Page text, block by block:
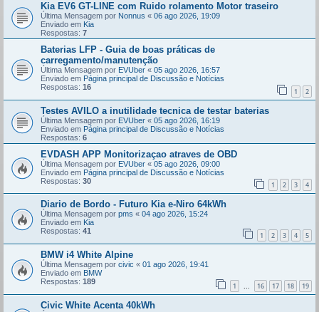
Kia EV6 GT-LINE com Ruido rolamento Motor traseiro
Última Mensagem por Nonnus « 06 ago 2026, 19:09
Enviado em Kia
Respostas: 7
Baterias LFP - Guia de boas práticas de
carregamento/manutenção
Última Mensagem por EVUber « 05 ago 2026, 16:57
Enviado em Página principal de Discussão e Notícias
Respostas: 16 1 2
Testes AVILO a inutilidade tecnica de testar baterias
Última Mensagem por EVUber « 05 ago 2026, 16:19
Enviado em Página principal de Discussão e Notícias
Respostas: 6
EVDASH APP Monitorizaçao atraves de OBD
Última Mensagem por EVUber « 05 ago 2026, 09:00
Enviado em Página principal de Discussão e Notícias
Respostas: 30 1 2 3 4
Diario de Bordo - Futuro Kia e-Niro 64kWh
Última Mensagem por pms « 04 ago 2026, 15:24
Enviado em Kia
Respostas: 41 1 2 3 4 5
BMW i4 White Alpine
Última Mensagem por civic « 01 ago 2026, 19:41
Enviado em BMW
Respostas: 189 1 ... 16 17 18 19
Civic White Acenta 40kWh